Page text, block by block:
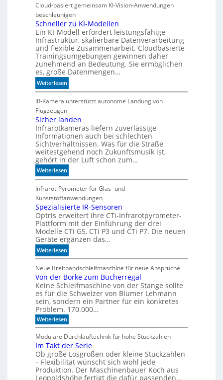
e
n
n
d
i
e
K
I
m
i
t
d
e
n
k
t
Cloud-basiert gemeinsam KI-Vision-Anwendungen
beschleunigen
Schneller zu KI-Modellen
Ein KI-Modell erfordert leistungsfähige
Infrastruktur, skalierbare Datenverarbeitung
und flexible Zusammenarbeit. Cloudbasierte
Trainingsumgebungen gewinnen daher
zunehmend an Bedeutung. Sie ermöglichen
es, große Datenmengen…
Weiterlesen:
S
c
h
n
e
l
l
e
r
z
u
K
I
-
M
o
d
e
l
l
e
n
IR-Kamera unterstützt autonome Landung von
Flugzeugen
Sicher landen
Infrarotkameras liefern zuverlässige
Informationen auch bei schlechten
Sichtverhältnissen. Was für die Straße
weitestgehend noch Zukunftsmusik ist,
gehört in der Luft schon zum…
Weiterlesen:
S
i
c
h
e
r
l
a
n
d
e
n
Infrarot-Pyrometer für Glas- und
Kunststoffanwendungen
Spezialisierte IR-Sensoren
Optris erweitert ihre CTi-Infrarotpyrometer-
Plattform mit der Einführung der drei
Modelle CTi G5, CTi P3 und CTi P7. Die neuen
Geräte ergänzen das…
Weiterlesen:
S
p
e
z
i
a
i
s
i
e
t
e
Neue Breitbandschleifmaschine für neue Ansprüche
Von der Borke zum Bücherregal
Keine Schleifmaschine von der Stange sollte
es für die Schweizer von Blumer Lehmann
sein, sondern ein Partner für ein konkretes
Problem. 170.000…
Weiterlesen:
V
o
n
d
e
r
B
o
Modulare Durchlauftechnik für hohe Stückzahlen
Im Takt der Serie
Ob große Losgrößen oder kleine Stückzahlen
– Flexibilität wünscht sich wohl jede
Produktion. Der Maschinenbauer Koch aus
Leopoldshöhe fertigt die dafür passenden…